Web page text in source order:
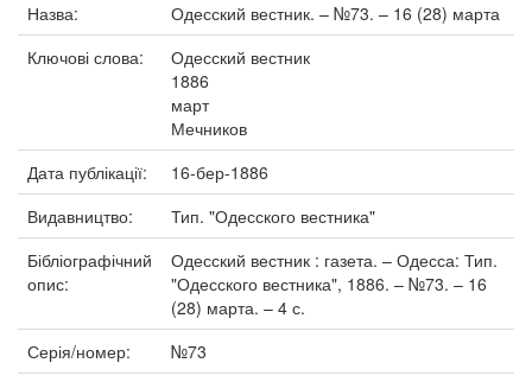
Назва:
Одесский вестник. – №73. – 16 (28) марта
Ключові слова:
Одесский вестник
1886
март
Мечников
Дата публікації:
16-бер-1886
Видавництво:
Тип. "Одесского вестника"
Бібліографічний
опис:
Одесский вестник : газета. – Одесса: Тип.
"Одесского вестника", 1886. – №73. – 16
(28) марта. – 4 с.
Серія/номер:
№73